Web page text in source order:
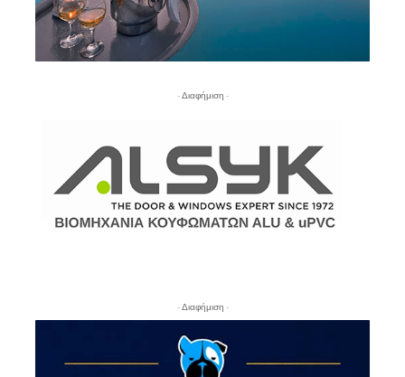
- Διαφήμιση -
- Διαφήμιση -